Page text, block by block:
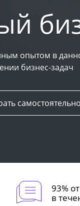
опытом в
бизнес-задач
самостоятельно
93%
в